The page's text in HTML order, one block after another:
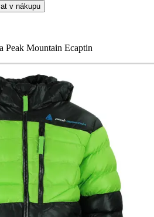
v nákupu
Peak Mountain Ecaptin